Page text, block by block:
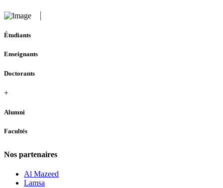
Étudiants
Enseignants
Doctorants
+
Alumni
Facultés
Nos partenaires
Al Mazeed
Lamsa